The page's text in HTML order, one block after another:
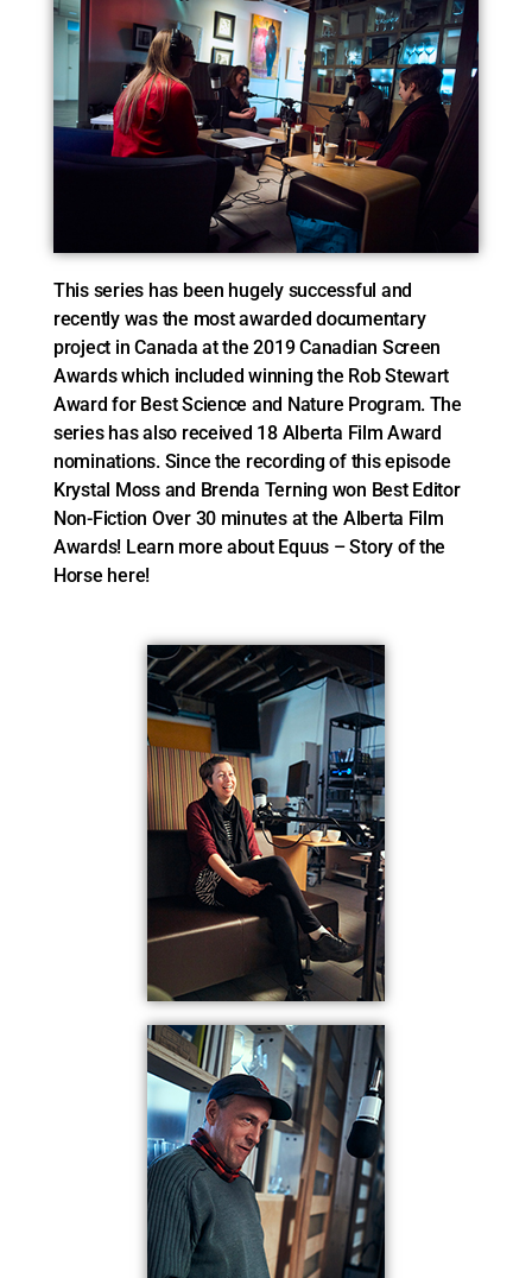
This series has been hugely successful and
recently was the most awarded documentary
project in Canada at the 2019 Canadian Screen
Awards which included winning the Rob Stewart
Award for Best Science and Nature Program. The
series has also received 18 Alberta Film Award
nominations. Since the recording of this episode
Krystal Moss and Brenda Terning won Best Editor
Non-Fiction Over 30 minutes at the Alberta Film
Awards! Learn more about Equus – Story of the
Horse here!